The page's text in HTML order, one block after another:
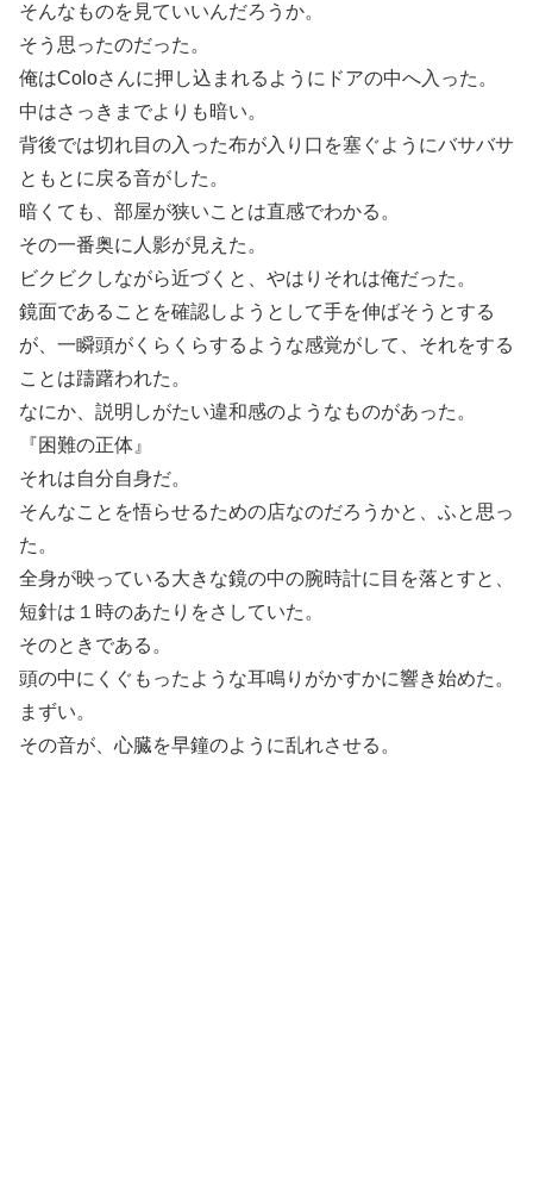
そんなものを見ていいんだろうか。
そう思ったのだった。
俺はColoさんに押し込まれるようにドアの中へ入った。
中はさっきまでよりも暗い。
背後では切れ目の入った布が入り口を塞ぐようにバサバサ
ともとに戻る音がした。
暗くても、部屋が狭いことは直感でわかる。
その一番奥に人影が見えた。
ビクビクしながら近づくと、やはりそれは俺だった。
鏡面であることを確認しようとして手を伸ばそうとする
が、一瞬頭がくらくらするような感覚がして、それをする
ことは躊躇われた。
なにか、説明しがたい違和感のようなものがあった。
『困難の正体』
それは自分自身だ。
そんなことを悟らせるための店なのだろうかと、ふと思っ
た。
全身が映っている大きな鏡の中の腕時計に目を落とすと、
短針は１時のあたりをさしていた。
そのときである。
頭の中にくぐもったような耳鳴りがかすかに響き始めた。
まずい。
その音が、心臓を早鐘のように乱れさせる。